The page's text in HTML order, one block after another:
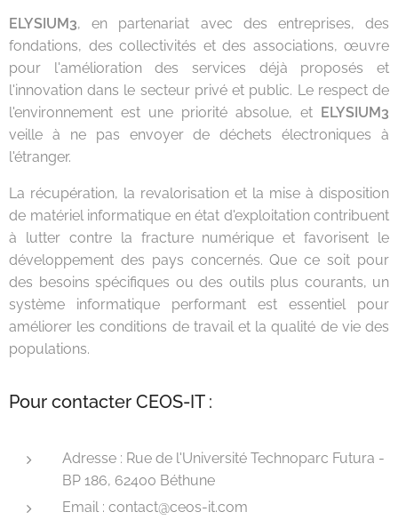
ELYSIUM3, en partenariat avec des entreprises, des
fondations, des collectivités et des associations, œuvre
pour l'amélioration des services déjà proposés et
l'innovation dans le secteur privé et public. Le respect de
l'environnement est une priorité absolue, et ELYSIUM3
veille à ne pas envoyer de déchets électroniques à
l'étranger.
La récupération, la revalorisation et la mise à disposition
de matériel informatique en état d'exploitation contribuent
à lutter contre la fracture numérique et favorisent le
développement des pays concernés. Que ce soit pour
des besoins spécifiques ou des outils plus courants, un
système informatique performant est essentiel pour
améliorer les conditions de travail et la qualité de vie des
populations.
Pour contacter CEOS-IT :
Adresse : Rue de l'Université Technoparc Futura -
BP 186, 62400 Béthune
Email : contact@ceos-it.com